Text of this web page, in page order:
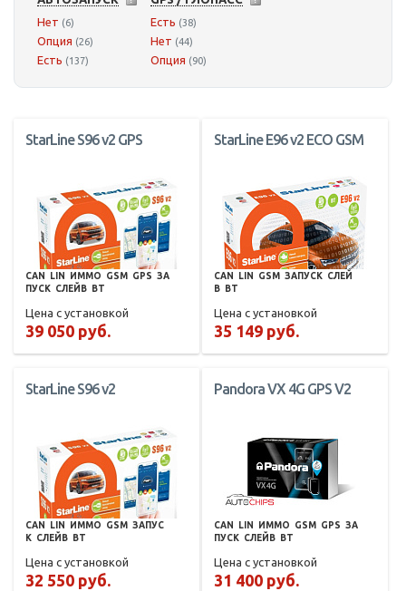
Нет (6)
Опция (26)
Есть (137)
Есть (38)
Нет (44)
Опция (90)
StarLine S96 v2 GPS
CAN LIN ИММО GSM GPS ЗА
ПУСК СЛЕЙВ BT
Цена с установкой
39 050 руб.
StarLine E96 v2 ECO GSM
CAN LIN GSM ЗАПУСК СЛЕЙ
В
BT
Цена с установкой
35 149 руб.
StarLine S96 v2
CAN LIN ИММО GSM ЗАПУС
К СЛЕЙВ BT
Цена с установкой
32 550 руб.
Pandora VX 4G GPS V2
CAN LIN ИММО GSM GPS ЗА
ПУСК СЛЕЙВ BT
Цена с установкой
31 400 руб.